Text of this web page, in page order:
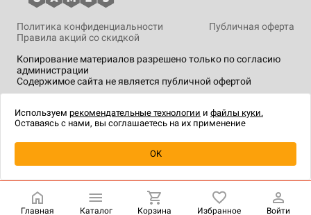
Уведомить о наличии
Копирование материалов разрешено только по согласию
администрации
Содержимое сайта не является публичной офертой
Политика конфиденциальности
Публичная оферта
Правила акций со скидкой
технологии.
Главная Каталог Корзина Избранное Войти
Используем рекомендательные технологии и файлы куки.
Оставаясь с нами, вы соглашаетесь на их применение
OK